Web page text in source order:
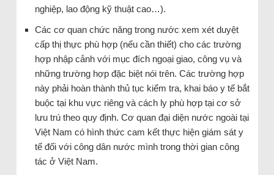
nghiệp, lao động kỹ thuật cao…).
Các cơ quan chức năng trong nước xem xét duyệt
cấp thị thực phù hợp (nếu cần thiết) cho các trường
hợp nhập cảnh với mục đích ngoại giao, công vụ và
những trường hợp đặc biệt nói trên. Các trường hợp
này phải hoàn thành thủ tục kiểm tra, khai báo y tế bắt
buộc tại khu vực riêng và cách ly phù hợp tại cơ sở
lưu trú theo quy định. Cơ quan đại diện nước ngoài tại
Việt Nam có hình thức cam kết thực hiện giám sát y
tế đối với công dân nước mình trong thời gian công
tác ở Việt Nam.